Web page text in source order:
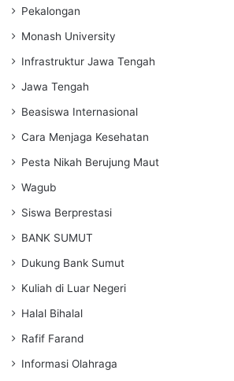
Pekalongan
Monash University
Infrastruktur Jawa Tengah
Jawa Tengah
Beasiswa Internasional
Cara Menjaga Kesehatan
Pesta Nikah Berujung Maut
Wagub
Siswa Berprestasi
BANK SUMUT
Dukung Bank Sumut
Kuliah di Luar Negeri
Halal Bihalal
Rafif Farand
Informasi Olahraga